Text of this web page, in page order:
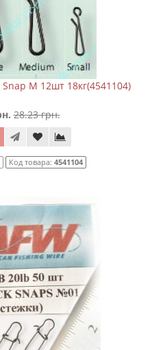
M 12шт 18кг(4541104)
28.23 грн.
Код товара: 4541104